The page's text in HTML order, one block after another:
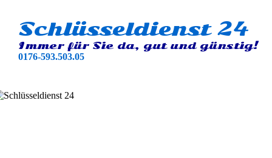
Schlüsseldienst 24
Immer für Sie da, gut und günstig!
0176-593.503.05